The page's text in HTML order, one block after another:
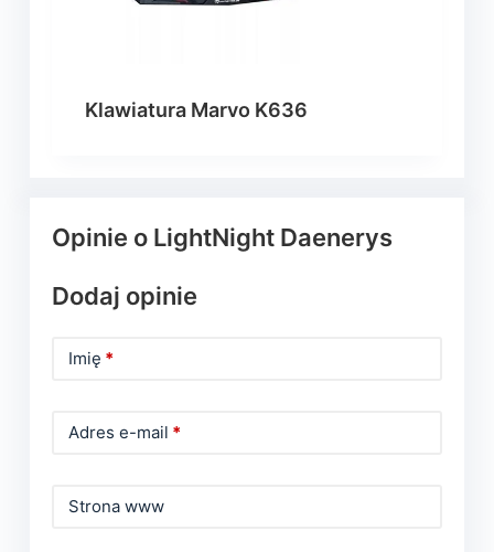
Klawiatura Marvo K636
Opinie o LightNight Daenerys
Dodaj opinie
Imię *
Adres e-mail *
Strona www